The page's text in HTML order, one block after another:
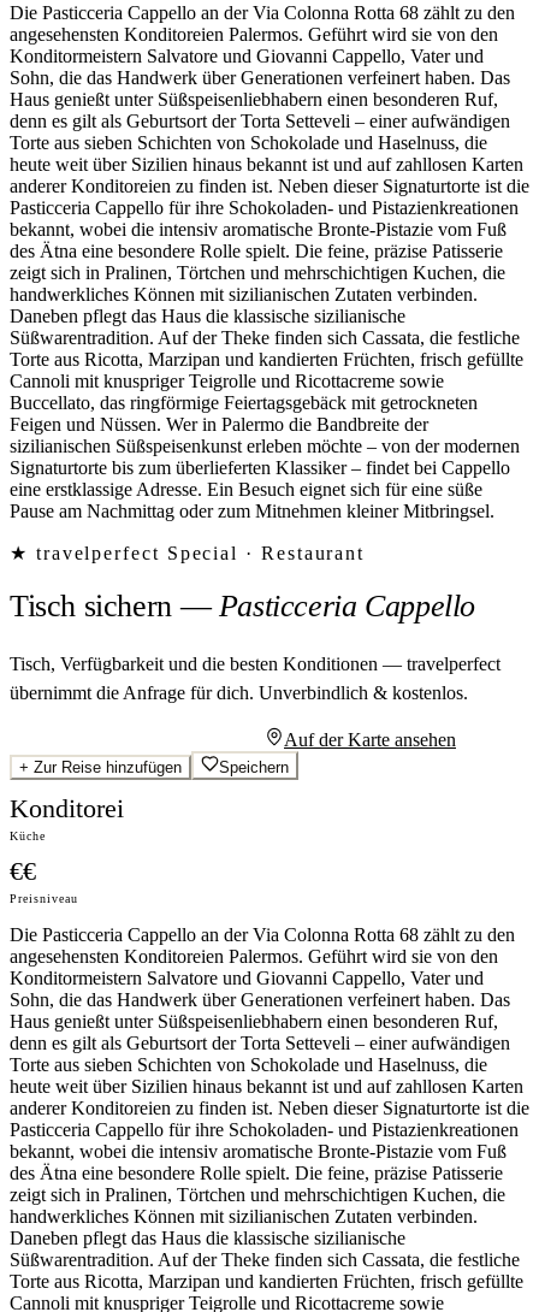
Die Pasticceria Cappello an der Via Colonna Rotta 68 zählt zu den
angesehensten Konditoreien Palermos. Geführt wird sie von den
Konditormeistern Salvatore und Giovanni Cappello, Vater und
Sohn, die das Handwerk über Generationen verfeinert haben. Das
Haus genießt unter Süßspeisenliebhabern einen besonderen Ruf,
denn es gilt als Geburtsort der Torta Setteveli – einer aufwändigen
Torte aus sieben Schichten von Schokolade und Haselnuss, die
heute weit über Sizilien hinaus bekannt ist und auf zahllosen Karten
anderer Konditoreien zu finden ist. Neben dieser Signaturtorte ist die
Pasticceria Cappello für ihre Schokoladen- und Pistazienkreationen
bekannt, wobei die intensiv aromatische Bronte-Pistazie vom Fuß
des Ätna eine besondere Rolle spielt. Die feine, präzise Patisserie
zeigt sich in Pralinen, Törtchen und mehrschichtigen Kuchen, die
handwerkliches Können mit sizilianischen Zutaten verbinden.
Daneben pflegt das Haus die klassische sizilianische
Süßwarentradition. Auf der Theke finden sich Cassata, die festliche
Torte aus Ricotta, Marzipan und kandierten Früchten, frisch gefüllte
Cannoli mit knuspriger Teigrolle und Ricottacreme sowie
Buccellato, das ringförmige Feiertagsgebäck mit getrockneten
Feigen und Nüssen. Wer in Palermo die Bandbreite der
sizilianischen Süßspeisenkunst erleben möchte – von der modernen
Signaturtorte bis zum überlieferten Klassiker – findet bei Cappello
eine erstklassige Adresse. Ein Besuch eignet sich für eine süße
Pause am Nachmittag oder zum Mitnehmen kleiner Mitbringsel.
★ travelperfect Special · Restaurant
Tisch sichern—Pasticceria Cappello
Tisch, Verfügbarkeit und die besten Konditionen — travelperfect
übernimmt die Anfrage für dich. Unverbindlich & kostenlos.
Auf der Karte ansehen
+ Zur Reise hinzufügen Speichern
Konditorei
Küche
€€
Preisniveau
Die Pasticceria Cappello an der Via Colonna Rotta 68 zählt zu den
angesehensten Konditoreien Palermos. Geführt wird sie von den
Konditormeistern Salvatore und Giovanni Cappello, Vater und
Sohn, die das Handwerk über Generationen verfeinert haben. Das
Haus genießt unter Süßspeisenliebhabern einen besonderen Ruf,
denn es gilt als Geburtsort der Torta Setteveli – einer aufwändigen
Torte aus sieben Schichten von Schokolade und Haselnuss, die
heute weit über Sizilien hinaus bekannt ist und auf zahllosen Karten
anderer Konditoreien zu finden ist. Neben dieser Signaturtorte ist die
Pasticceria Cappello für ihre Schokoladen- und Pistazienkreationen
bekannt, wobei die intensiv aromatische Bronte-Pistazie vom Fuß
des Ätna eine besondere Rolle spielt. Die feine, präzise Patisserie
zeigt sich in Pralinen, Törtchen und mehrschichtigen Kuchen, die
handwerkliches Können mit sizilianischen Zutaten verbinden.
Daneben pflegt das Haus die klassische sizilianische
Süßwarentradition. Auf der Theke finden sich Cassata, die festliche
Torte aus Ricotta, Marzipan und kandierten Früchten, frisch gefüllte
Cannoli mit knuspriger Teigrolle und Ricottacreme sowie